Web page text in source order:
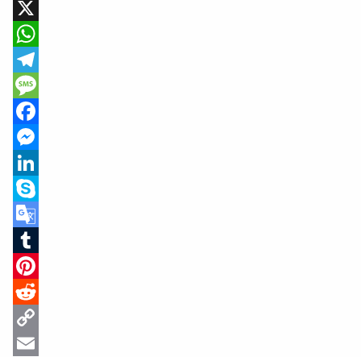
X
WhatsApp
Telegram
Message
Facebook
Messenger
LinkedIn
Skype
Google
Translate
Tumblr
Pinterest
Reddit
Copy